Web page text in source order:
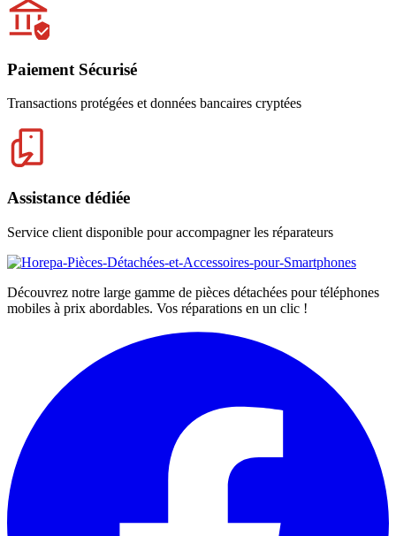
Paiement Sécurisé
Transactions protégées et données bancaires cryptées
Assistance dédiée
Service client disponible pour accompagner les réparateurs
Découvrez notre large gamme de pièces détachées pour téléphones
mobiles à prix abordables. Vos réparations en un clic !